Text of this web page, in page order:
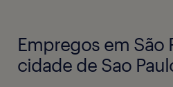
Empregos em São
cidade de Sao